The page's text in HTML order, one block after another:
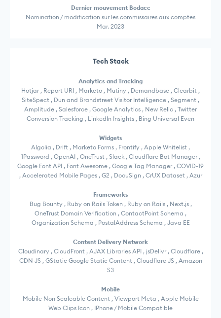
Dernier mouvement Bodacc
Nomination / modification sur les commissaires aux comptes
Mar. 2023
Tech Stack
Analytics and Tracking
Hotjar , Report URI , Marketo , Mutiny , Demandbase , Clearbit ,
SiteSpect , Dun and Brandstreet Visitor Intelligence , Segment ,
Amplitude , Salesforce , Google Analytics , New Relic , Twitter
Conversion Tracking , LinkedIn Insights , Bing Universal Even
Widgets
Algolia , Drift , Marketo Forms , Frontify , Apple Whitelist ,
1Password , OpenAI , OneTrust , Slack , Cloudflare Bot Manager ,
Google Font API , Font Awesome , Google Tag Manager , COVID-19
, Accelerated Mobile Pages , G2 , DocuSign , CrUX Dataset , Azur
Frameworks
Bug Bounty , Ruby on Rails Token , Ruby on Rails , Next.js ,
OneTrust Domain Verification , ContactPoint Schema ,
Organization Schema , PostalAddress Schema , Java EE
Content Delivery Network
Cloudinary , CloudFront , AJAX Libraries API , jsDelivr , Cloudflare ,
CDN JS , GStatic Google Static Content , Cloudflare JS , Amazon
S3
Mobile
Mobile Non Scaleable Content , Viewport Meta , Apple Mobile
Web Clips Icon , IPhone / Mobile Compatible